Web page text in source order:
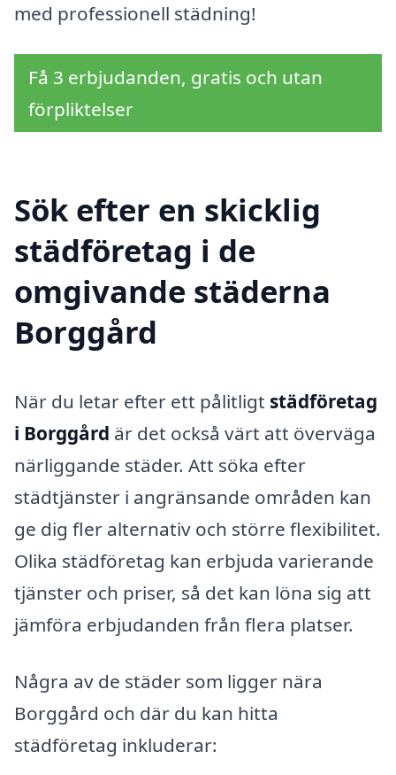
med professionell städning!
Få 3 erbjudanden, gratis och utan
förpliktelser
Sök efter en skicklig
städföretag i de
omgivande städerna
Borggård
När du letar efter ett pålitligt städföretag
i Borggård är det också värt att överväga
närliggande städer. Att söka efter
städtjänster i angränsande områden kan
ge dig fler alternativ och större flexibilitet.
Olika städföretag kan erbjuda varierande
tjänster och priser, så det kan löna sig att
jämföra erbjudanden från flera platser.
Några av de städer som ligger nära
Borggård och där du kan hitta
städföretag inkluderar: